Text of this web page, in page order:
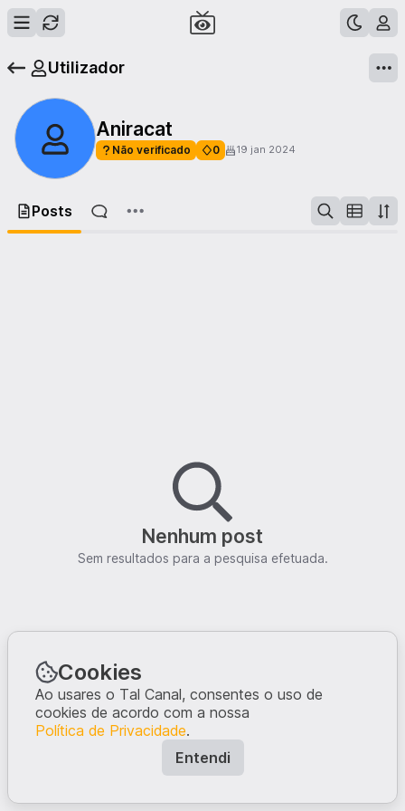
Utilizador
Aniracat
Não verificado 0 19 jan 2024
Posts
Nenhum post
Sem resultados para a pesquisa efetuada.
Cookies
Ao usares o Tal Canal, consentes o uso de
cookies de acordo com a nossa
Política de Privacidade.
Entendi